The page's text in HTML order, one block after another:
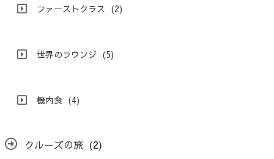
ファーストクラス (2)
世界のラウンジ (5)
機内食 (4)
クルーズの旅 (2)